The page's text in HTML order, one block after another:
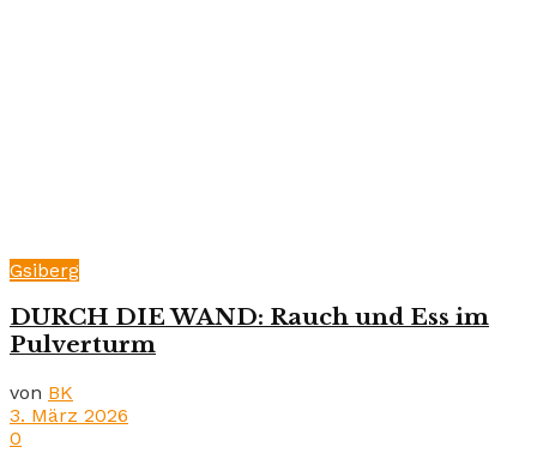
Gsiberg
DURCH DIE WAND: Rauch und Ess im
Pulverturm
von BK
3. März 2026
0